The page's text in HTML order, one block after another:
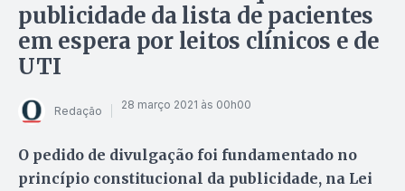
publicidade da lista de pacientes
em espera por leitos clínicos e de
UTI
Redação 28 março 2021 às 00h00
O pedido de divulgação foi fundamentado no
princípio constitucional da publicidade, na Lei